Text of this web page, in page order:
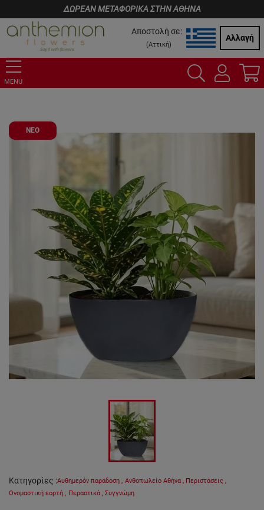
ΔΩΡΕΑΝ ΜΕΤΑΦΟΡΙΚΑ ΣΤΗΝ ΑΘΗΝΑ
Αποστολή σε:
(Αττική)
Αλλαγή
MENU
ΝΕΟ
Κατηγορίες :Αυθημερόν παράδοση , Ανθοπωλείο Αθήνα , Περιστάσεις ,
Ονομαστική εορτή , Περαστικά , Συγγνώμη